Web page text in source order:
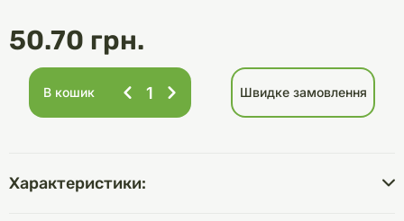
50.70 грн.
В кошик Швидке замовлення
Характеристики: